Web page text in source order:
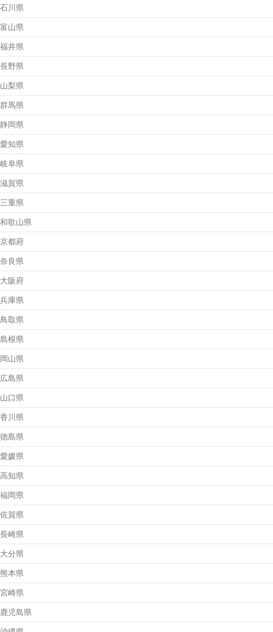
石川県
富山県
福井県
長野県
山梨県
群馬県
静岡県
愛知県
岐阜県
滋賀県
三重県
和歌山県
京都府
奈良県
大阪府
兵庫県
鳥取県
島根県
岡山県
広島県
山口県
香川県
徳島県
愛媛県
高知県
福岡県
佐賀県
長崎県
大分県
熊本県
宮崎県
鹿児島県